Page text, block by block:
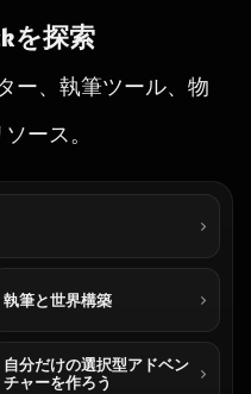
を探索
ー、執筆ツール、物
ース。
執筆と世界構築
自分だけの選択型アドベン
チャーを作ろう